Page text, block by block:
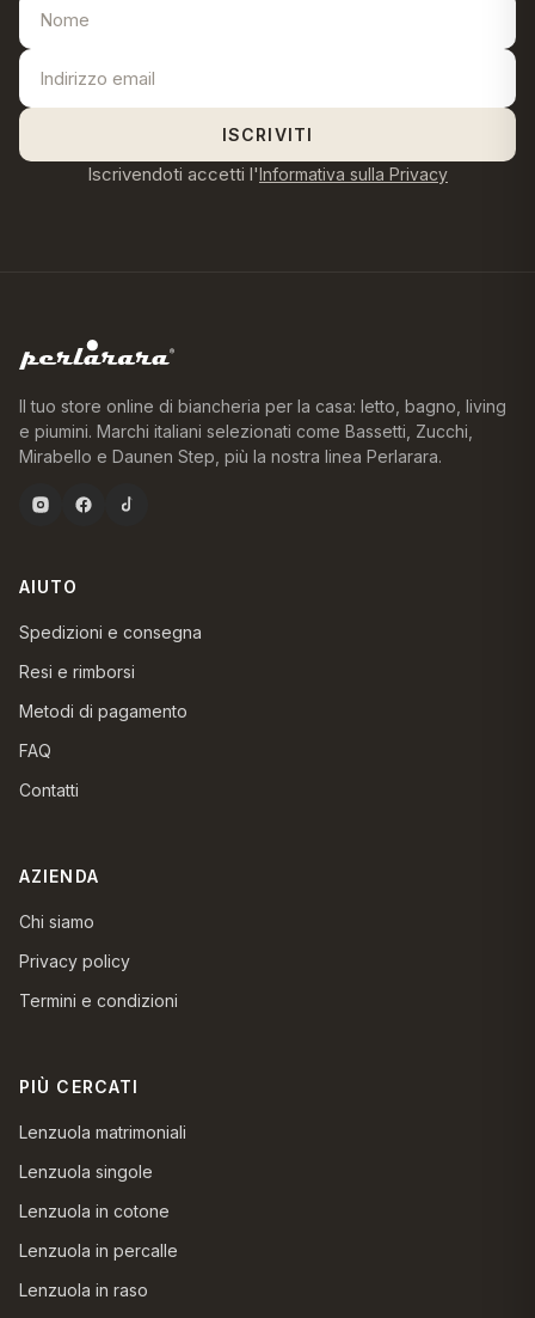
ISCRIVITI
Iscrivendoti accetti l'Informativa sulla Privacy
Il tuo store online di biancheria per la casa: letto, bagno, living
e piumini. Marchi italiani selezionati come Bassetti, Zucchi,
Mirabello e Daunen Step, più la nostra linea Perlarara.
AIUTO
Spedizioni e consegna
Resi e rimborsi
Metodi di pagamento
FAQ
Contatti
AZIENDA
Chi siamo
Privacy policy
Termini e condizioni
PIÙ CERCATI
Lenzuola matrimoniali
Lenzuola singole
Lenzuola in cotone
Lenzuola in percalle
Lenzuola in raso